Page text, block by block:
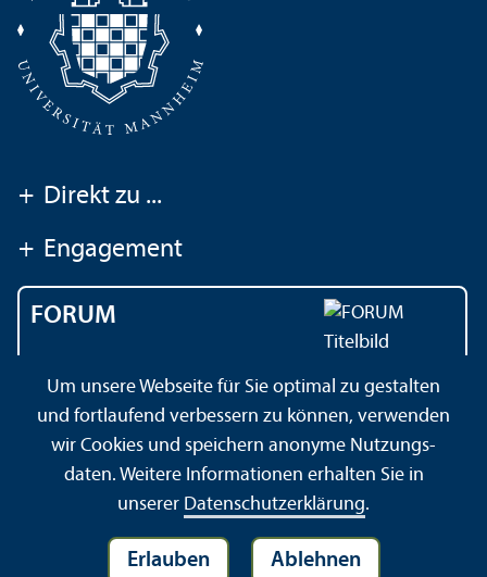
+ Direkt zu ...
+ Engagement
FORUM
Universität Mannheim
Impressum Datenschutz­erklärung Sitemap
Um unsere Webseite für Sie optimal zu gestalten
und fortlaufend verbessern zu können, verwenden
wir Cookies und speichern anonyme Nutzungs­
daten. Weitere Informationen erhalten Sie in
unserer Datenschutz­erklärung.
Erlauben Ablehnen